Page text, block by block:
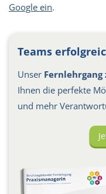
Google ein.
Teams
Unser
Ihnen die perfekte
und mehr